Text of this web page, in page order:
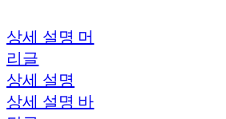
상세 설명 머
리글
상세 설명
상세 설명 바